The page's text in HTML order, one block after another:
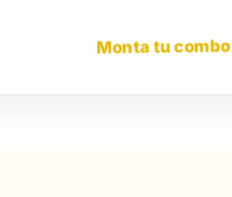
Monta tu combo